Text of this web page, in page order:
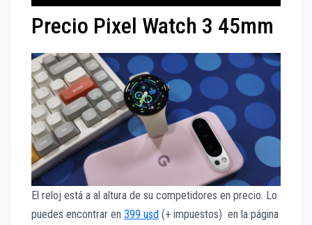
Precio Pixel Watch 3 45mm
El reloj está a al altura de su competidores en precio. Lo
puedes encontrar en 399 usd (+ impuestos) en la página